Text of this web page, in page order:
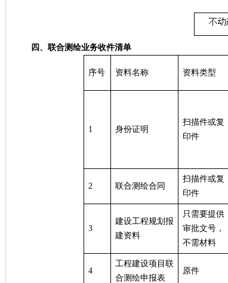
四、联合测绘业务收件清单
序号 资料名称 资料类型
1 身份证明
扫描件或复
印件
2 联合测绘合同
扫描件或复
印件
3
建设工程规划报
建资料
只需要提供
审批文号，
不需材料
4
工程建设项目联
合测绘申报表
原件